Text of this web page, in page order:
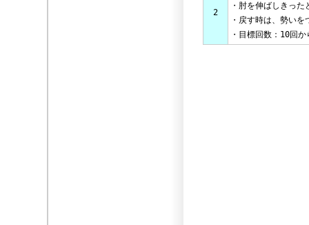
2
・肘を伸ばしきっ
・戻す時は、勢い
・目標回数：10回